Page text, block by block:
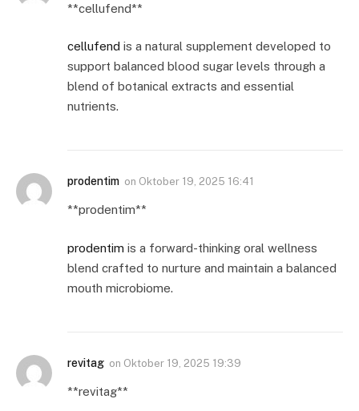
**cellufend**
cellufend is a natural supplement developed to
support balanced blood sugar levels through a
blend of botanical extracts and essential
nutrients.
prodentim on Oktober 19, 2025 16:41
** prodentim**
prodentim is a forward-thinking oral wellness
blend crafted to nurture and maintain a balanced
mouth microbiome.
revitag on Oktober 19, 2025 19:39
** revitag**